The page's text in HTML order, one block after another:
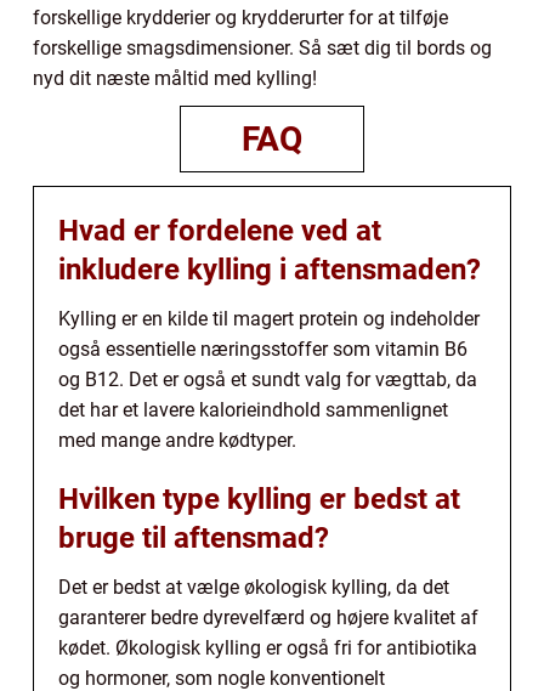
forskellige krydderier og krydderurter for at tilføje
forskellige smagsdimensioner. Så sæt dig til bords og
nyd dit næste måltid med kylling!
FAQ
Hvad er fordelene ved at
inkludere kylling i aftensmaden?
Kylling er en kilde til magert protein og indeholder
også essentielle næringsstoffer som vitamin B6
og B12. Det er også et sundt valg for vægttab, da
det har et lavere kalorieindhold sammenlignet
med mange andre kødtyper.
Hvilken type kylling er bedst at
bruge til aftensmad?
Det er bedst at vælge økologisk kylling, da det
garanterer bedre dyrevelfærd og højere kvalitet af
kødet. Økologisk kylling er også fri for antibiotika
og hormoner, som nogle konventionelt